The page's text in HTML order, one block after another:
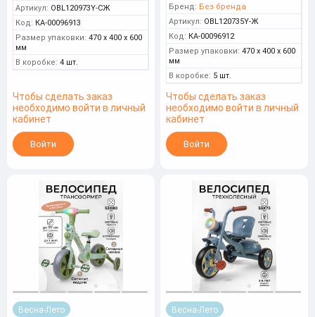
Артикул: OBL120973Y-СЖ
Код: КА-00096913
Размер упаковки: 470 x 400 x 600
мм
В коробке: 4 шт.
Чтобы сделать заказ
необходимо войти в личный
кабинет
Войти
Бренд: Без бренда
Артикул: OBL120735Y-Ж
Код: КА-00096912
Размер упаковки: 470 x 400 x 600
мм
В коробке: 5 шт.
Чтобы сделать заказ
необходимо войти в личный
кабинет
Войти
Весна-Лето Весна-Лето